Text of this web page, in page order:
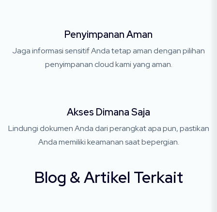
Penyimpanan Aman
Jaga informasi sensitif Anda tetap aman dengan pilihan
penyimpanan cloud kami yang aman.
Akses Dimana Saja
Lindungi dokumen Anda dari perangkat apa pun, pastikan
Anda memiliki keamanan saat bepergian.
Blog & Artikel Terkait